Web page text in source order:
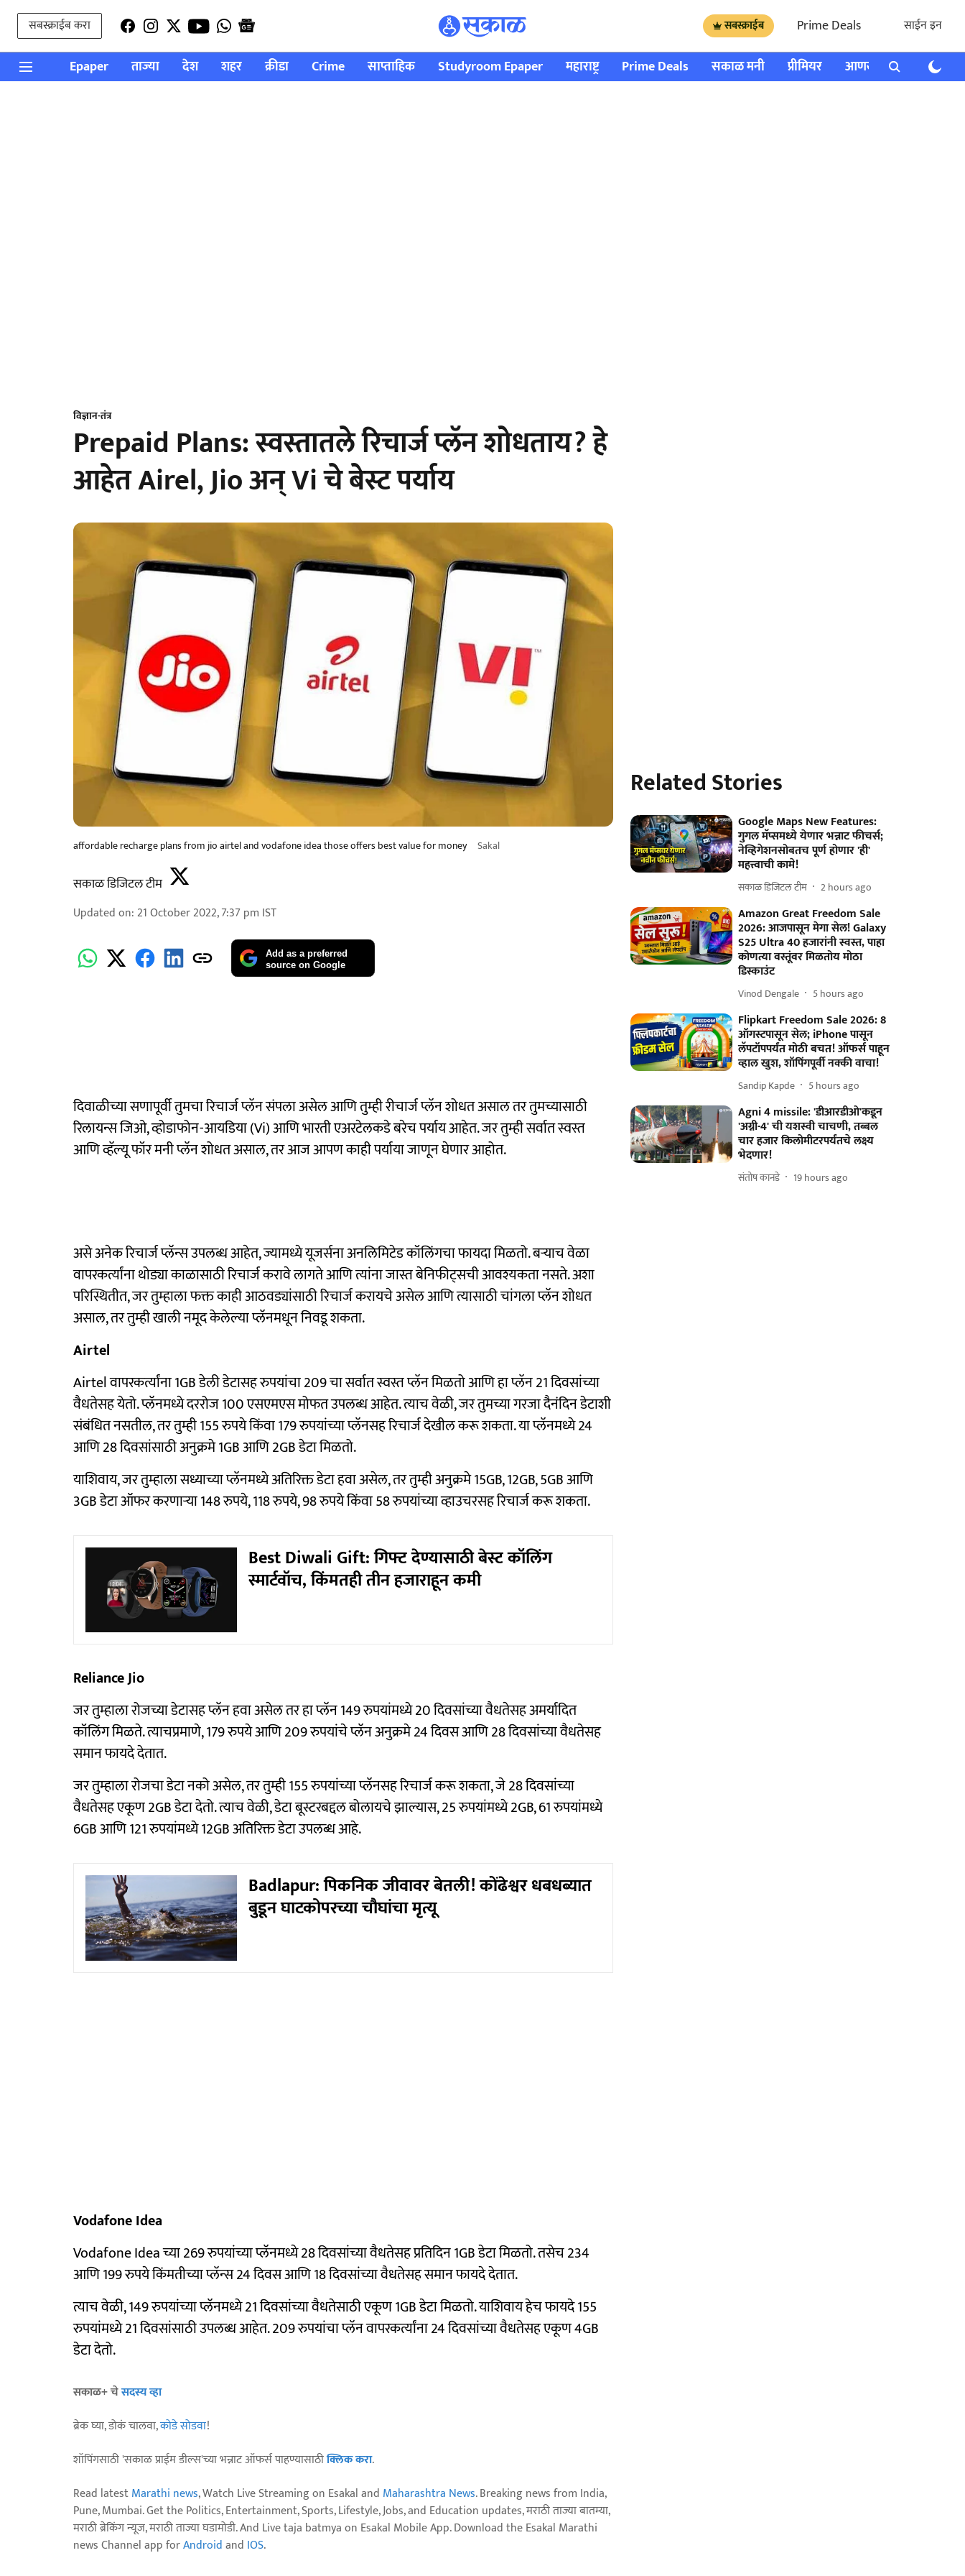
सबस्क्राईब करा सबस्क्राईब Prime Deals साईन इन
Epaper ताज्या देश शहर क्रीडा Crime साप्ताहिक Studyroom Epaper महाराष्ट्र Prime Deals सकाळ मनी प्रीमियर आणखी राशी भविष्य
विज्ञान-तंत्र
Prepaid Plans: स्वस्तातले रिचार्ज प्लॅन शोधताय? हे
आहेत Airel, Jio अन् Vi चे बेस्ट पर्याय
affordable recharge plans from jio airtel and vodafone idea those offers best value for money Sakal
सकाळ डिजिटल टीम
Updated on: 21 October 2022, 7:37 pm IST
Add as a preferred
source on Google
दिवाळीच्या सणापूर्वी तुमचा रिचार्ज प्लॅन संपला असेल आणि तुम्ही रीचार्ज प्लॅन शोधत असाल तर तुमच्यासाठी
रिलायन्स जिओ, व्होडाफोन-आयडिया (Vi) आणि भारती एअरटेलकडे बरेच पर्याय आहेत. जर तुम्ही सर्वात स्वस्त
आणि व्हॅल्यू फॉर मनी प्लॅन शोधत असाल, तर आज आपण काही पर्याया जाणून घेणार आहोत.
असे अनेक रिचार्ज प्लॅन्स उपलब्ध आहेत, ज्यामध्ये यूजर्सना अनलिमिटेड कॉलिंगचा फायदा मिळतो. बर्‍याच वेळा
वापरकर्त्यांना थोड्या काळासाठी रिचार्ज करावे लागते आणि त्यांना जास्त बेनिफीट्सची आवश्यकता नसते. अशा
परिस्थितीत, जर तुम्हाला फक्त काही आठवड्यांसाठी रिचार्ज करायचे असेल आणि त्यासाठी चांगला प्लॅन शोधत
असाल, तर तुम्ही खाली नमूद केलेल्या प्लॅनमधून निवडू शकता.
Airtel
Airtel वापरकर्त्यांना 1GB डेली डेटासह रुपयांचा 209 चा सर्वात स्वस्त प्लॅन मिळतो आणि हा प्लॅन 21 दिवसांच्या
वैधतेसह येतो. प्लॅनमध्ये दररोज 100 एसएमएस मोफत उपलब्ध आहेत. त्याच वेळी, जर तुमच्या गरजा दैनंदिन डेटाशी
संबंधित नसतील, तर तुम्ही 155 रुपये किंवा 179 रुपयांच्या प्लॅनसह रिचार्ज देखील करू शकता. या प्लॅनमध्ये 24
आणि 28 दिवसांसाठी अनुक्रमे 1GB आणि 2GB डेटा मिळतो.
याशिवाय, जर तुम्हाला सध्याच्या प्लॅनमध्ये अतिरिक्त डेटा हवा असेल, तर तुम्ही अनुक्रमे 15GB, 12GB, 5GB आणि
3GB डेटा ऑफर करणार्‍या 148 रुपये, 118 रुपये, 98 रुपये किंवा 58 रुपयांच्या व्हाउचरसह रिचार्ज करू शकता.
Best Diwali Gift: गिफ्ट देण्यासाठी बेस्ट कॉलिंग
स्मार्टवॉच, किंमतही तीन हजाराहून कमी
Reliance Jio
जर तुम्हाला रोजच्या डेटासह प्लॅन हवा असेल तर हा प्लॅन 149 रुपयांमध्ये 20 दिवसांच्या वैधतेसह अमर्यादित
कॉलिंग मिळते. त्याचप्रमाणे, 179 रुपये आणि 209 रुपयांचे प्लॅन अनुक्रमे 24 दिवस आणि 28 दिवसांच्या वैधतेसह
समान फायदे देतात.
जर तुम्हाला रोजचा डेटा नको असेल, तर तुम्ही 155 रुपयांच्या प्लॅनसह रिचार्ज करू शकता, जे 28 दिवसांच्या
वैधतेसह एकूण 2GB डेटा देतो. त्याच वेळी, डेटा बूस्टरबद्दल बोलायचे झाल्यास, 25 रुपयांमध्ये 2GB, 61 रुपयांमध्ये
6GB आणि 121 रुपयांमध्ये 12GB अतिरिक्त डेटा उपलब्ध आहे.
Badlapur: पिकनिक जीवावर बेतली! कोंढेश्वर धबधब्यात
बुडून घाटकोपरच्या चौघांचा मृत्यू
Vodafone Idea
Vodafone Idea च्या 269 रुपयांच्या प्लॅनमध्ये 28 दिवसांच्या वैधतेसह प्रतिदिन 1GB डेटा मिळतो. तसेच 234
आणि 199 रुपये किंमतीच्या प्लॅन्स 24 दिवस आणि 18 दिवसांच्या वैधतेसह समान फायदे देतात.
त्याच वेळी, 149 रुपयांच्या प्लॅनमध्ये 21 दिवसांच्या वैधतेसाठी एकूण 1GB डेटा मिळतो. याशिवाय हेच फायदे 155
रुपयांमध्ये 21 दिवसांसाठी उपलब्ध आहेत. 209 रुपयांचा प्लॅन वापरकर्त्यांना 24 दिवसांच्या वैधतेसह एकूण 4GB
डेटा देतो.
सकाळ+ चेसदस्य व्हा
ब्रेक घ्या, डोकं चालवा,कोडे सोडवा!
शॉपिंगसाठी 'सकाळ प्राईम डील्स'च्या भन्नाट ऑफर्स पाहण्यासाठीक्लिक करा.
Read latestMarathi news, Watch Live Streaming on Esakal and Maharashtra News. Breaking news from India,
Pune, Mumbai. Get the Politics, Entertainment, Sports, Lifestyle, Jobs, and Education updates, मराठी ताज्या बातम्या,
मराठी ब्रेकिंग न्यूज, मराठी ताज्या घडामोडी. And Live taja batmya on Esakal Mobile App. Download the Esakal Marathi
news Channel app forAndroidand IOS.
Related Stories
Google Maps New Features:
गुगल मॅप्समध्ये येणार भन्नाट फीचर्स;
नेव्हिगेशनसोबतच पूर्ण होणार 'ही'
महत्त्वाची कामे!
सकाळ डिजिटल टीम 2 hours ago
Amazon Great Freedom Sale
2026: आजपासून मेगा सेल! Galaxy
S25 Ultra 40 हजारांनी स्वस्त, पाहा
कोणत्या वस्तूंवर मिळतोय मोठा
डिस्काउंट
Vinod Dengale 5 hours ago
Flipkart Freedom Sale 2026: 8
ऑगस्टपासून सेल; iPhone पासून
लॅपटॉपपर्यंत मोठी बचत! ऑफर्स पाहून
व्हाल खुश, शॉपिंगपूर्वी नक्की वाचा!
Sandip Kapde 5 hours ago
Agni 4 missile: 'डीआरडीओ'कडून
'अग्नी-4' ची यशस्वी चाचणी, तब्बल
चार हजार किलोमीटरपर्यंतचे लक्ष्य
भेदणार!
संतोष कानडे 19 hours ago